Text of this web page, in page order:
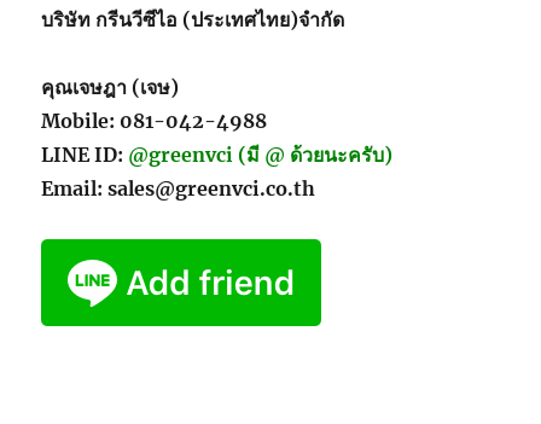
บริษัท กรีนวีซีไอ (ประเทศไทย)จำกัด
คุณเจษฎา (เจษ)
Mobile: 081-042-4988
LINE ID: @greenvci (มี @ ด้วยนะครับ)
Email: sales@greenvci.co.th